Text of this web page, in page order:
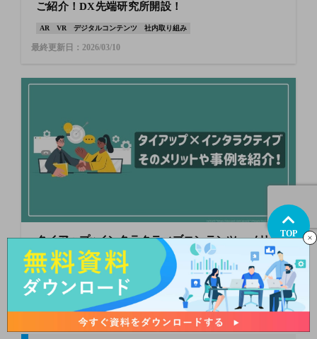
ご紹介！DX先端研究所開設！
AR VR デジタルコンテンツ 社内取り組み
最終更新日：2026/03/10
タイアップ×インタラクティブコンテンツ メリッ
トや事例を紹介！
SNSマーケティング Webマーケティング インタラクティブ
最終更新日：2026/03/10
TOP